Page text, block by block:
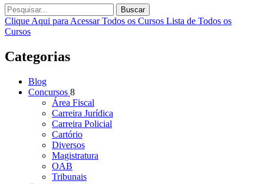
Buscar
Clique Aqui para Acessar Todos os Cursos Lista de Todos os
Cursos
Categorias
Blog
Concursos 8
Área Fiscal
Carreira Jurídica
Carreira Policial
Cartório
Diversos
Magistratura
OAB
Tribunais